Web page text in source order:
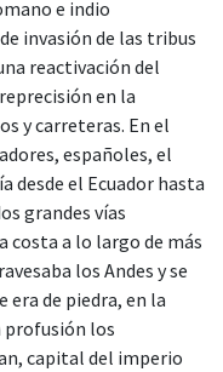
e indio
invasión de las tribus
reactivación del
en la
y carreteras. En el
españoles, el
desde el Ecuador hasta
grandes vías
costa a lo largo de más
los Andes y se
era de piedra, en la
profusión los
capital del imperio